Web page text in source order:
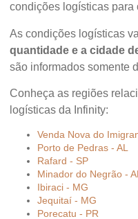
condições logísticas para
As condições logísticas
quantidade e a cidade
são informados somente
Conheça as regiões
logísticas da Infinity:
Venda Nova do
Porto de Pedras - AL
Rafard - SP
Minador do Negrão -
Ibiraci - MG
Jequitaí - MG
Porecatu - PR